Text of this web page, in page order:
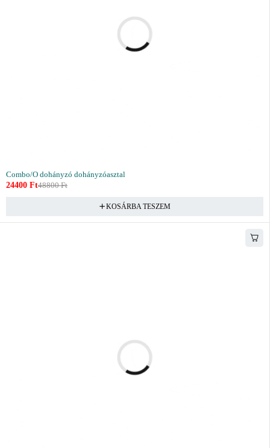
Combo/O dohányzó dohányzóasztal
48800Ft
24400 Ft
KOSÁRBA TESZEM